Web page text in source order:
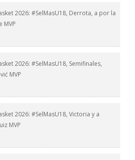
2026: #SelMasU18, Derrota, a por la
MVP
2026: #SelMasU18, Semifinales,
MVP
2026: #SelMasU18, Victoria y a
MVP